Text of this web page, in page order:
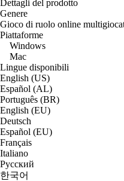
Dettagli del prodotto
Genere
Gioco di ruolo online
Piattaforme
Windows
Mac
Lingue disponibili
English (US)
Español (AL)
Português (BR)
English (EU)
Deutsch
Español (EU)
Français
Italiano
Русский
한국어